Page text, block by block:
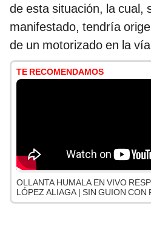
de esta situación, la cual,
manifestado, tendría
de un motorizado en la
TE RECOMENDAMOS
OLLANTA HUMALA EN VIVO
LÓPEZ ALIAGA | SIN GUION CON